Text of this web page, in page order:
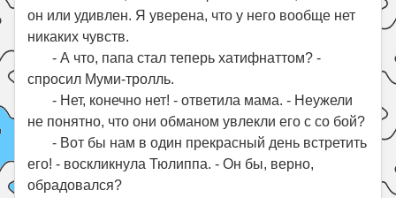
он или удивлен. Я уверена, что у него вообще нет
никаких чувств.
- А что, папа стал теперь хатифнаттом? -
спросил Муми-тролль.
- Нет, конечно нет! - ответила мама. - Неужели
не понятно, что они обманом увлекли его с со бой?
- Вот бы нам в один прекрасный день встретить
его! - воскликнула Тюлиппа. - Он бы, верно,
обрадовался?